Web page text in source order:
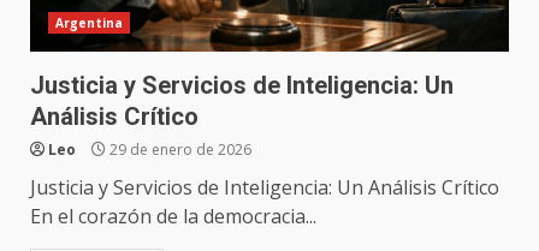
Argentina
Justicia y Servicios de Inteligencia: Un
Análisis Crítico
Leo 29 de enero de 2026
Justicia y Servicios de Inteligencia: Un Análisis Crítico
En el corazón de la democracia...